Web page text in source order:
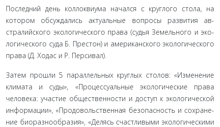
Последний день коллоквиума начался с круглого стола, на
котором обсуждались актуальные вопросы развития ав­
стралийского экологического права (судья Земельного и эко­
логического суда Б. Престон) и американского экологического
права (Д. Ходас и Р. Персивал).
Затем прошли 5 параллельных круглых столов: «Измене­ние
климата и суды», «Процессуальные экологические права
человека: участие общественности и доступ к экологической
информации», «Продовольственная безопасность и сохране­
ние биоразнообразия», «Делясь счастливыми экологическими